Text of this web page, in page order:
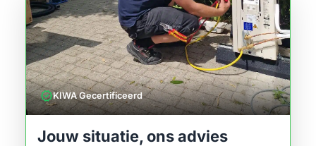
verifiedKIWA Gecertificeerd
Jouw situatie, ons advies